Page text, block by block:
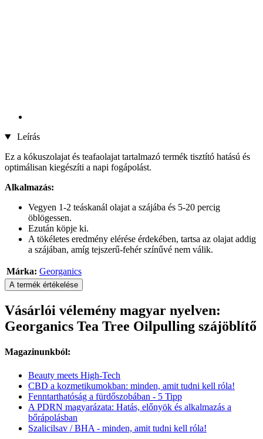
Leírás
Ez a kókuszolajat és teafaolajat tartalmazó termék tisztító hatású és
optimálisan kiegészíti a napi fogápolást.
Alkalmazás:
Vegyen 1-2 teáskanál olajat a szájába és 5-20 percig
öblögessen.
Ezután köpje ki.
A tökéletes eredmény elérése érdekében, tartsa az olajat addig
a szájában, amíg tejszerű-fehér színűvé nem válik.
Márka: Georganics
A termék értékelése
Vásárlói vélemény magyar nyelven:
Georganics Tea Tree Oilpulling szájöblítő
Magazinunkból:
Beauty meets High-Tech
CBD a kozmetikumokban: minden, amit tudni kell róla!
Fenntarthatóság a fürdőszobában - 5 Tipp
A PDRN magyarázata: Hatás, előnyök és alkalmazás a
bőrápolásban
Szalicilsav / BHA - minden, amit tudni kell róla!